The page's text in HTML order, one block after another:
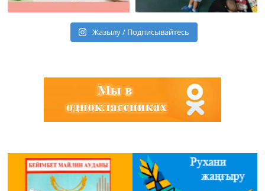
Жазылу / Подписывайтесь